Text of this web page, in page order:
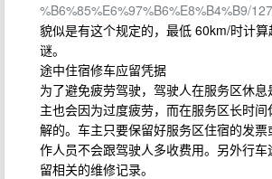
%B6%85%E6%97%B6%E8%B4%B9/
貌似是有这个规定的，最低 60km/时计
谜。
途中住宿修车应留凭据
为了避免疲劳驾驶，驾驶人在服务区休
主也会因为过度疲劳，而在服务区长时
解的。车主只要保留好服务区住宿的发
作人员不会跟驾驶人多收费用。另外行
留相关的维修记录。